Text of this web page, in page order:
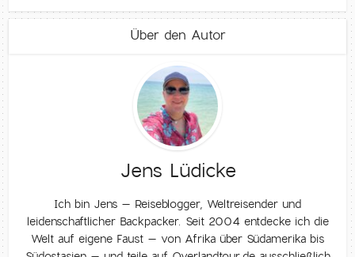
Über den Autor
Jens Lüdicke
Ich bin Jens – Reiseblogger, Weltreisender und
leidenschaftlicher Backpacker. Seit 2004 entdecke ich die
Welt auf eigene Faust – von Afrika über Südamerika bis